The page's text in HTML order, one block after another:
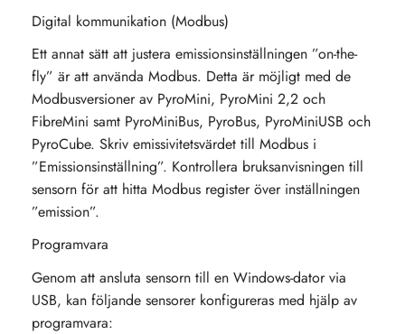
Digital kommunikation (Modbus)
Ett annat sätt att justera emissionsinställningen ”on-the-
fly” är att använda Modbus. Detta är möjligt med de
Modbusversioner av PyroMini, PyroMini 2,2 och
FibreMini samt PyroMiniBus, PyroBus, PyroMiniUSB och
PyroCube. Skriv emissivitetsvärdet till Modbus i
”Emissionsinställning”. Kontrollera bruksanvisningen till
sensorn för att hitta Modbus register över inställningen
”emission”.
Programvara
Genom att ansluta sensorn till en Windows-dator via
USB, kan följande sensorer konfigureras med hjälp av
programvara: